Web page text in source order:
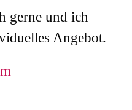
gerne und ich
Angebot.